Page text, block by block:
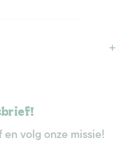
volg onze missie!